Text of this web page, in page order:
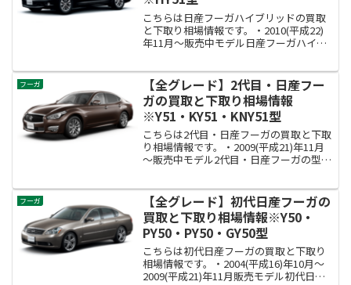
こちらは日産フーガハイブリッドの買取
と下取り相場情報です。・2010(平成22)
年11月～販売中モデル日産フーガハイブ
フーガ
【全グレード】2代目・日産フー
ガの買取と下取り相場情報
※Y51・KY51・KNY51型
こちらは2代目・日産フーガの買取と下取
り相場情報です。・2009(平成21)年11月
～販売中モデル2代目・日産フーガの型式
フーガ
【全グレード】初代日産フーガの
買取と下取り相場情報※Y50・
PY50・PY50・GY50型
こちらは初代日産フーガの買取と下取り
相場情報です。・2004(平成16)年10月～
2009(平成21)年11月販売モデル初代日産